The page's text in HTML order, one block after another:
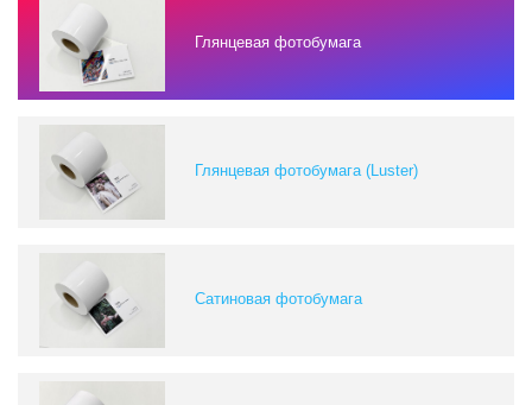
Глянцевая фотобумага
Глянцевая фотобумага (Luster)
Сатиновая фотобумага